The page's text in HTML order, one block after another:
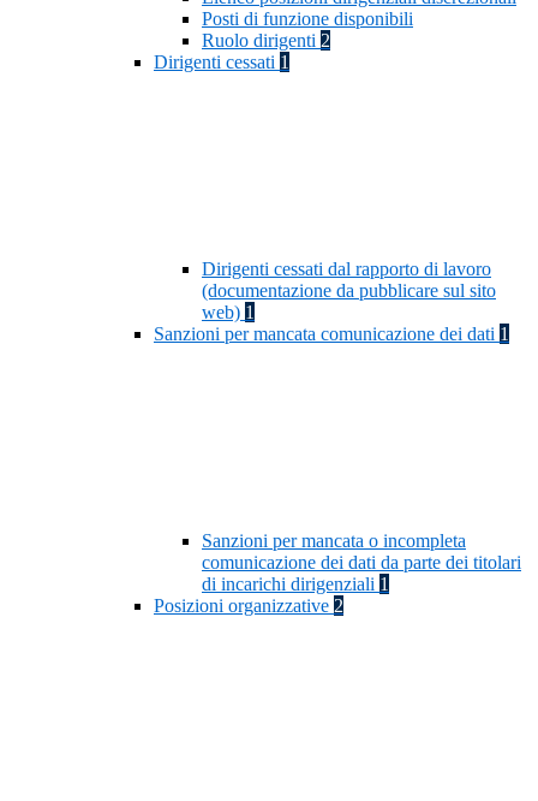
Posti di funzione disponibili
Ruolo dirigenti 2
Dirigenti cessati 1
Dirigenti cessati dal rapporto di lavoro
(documentazione da pubblicare sul sito
web) 1
Sanzioni per mancata comunicazione dei dati 1
Sanzioni per mancata o incompleta
comunicazione dei dati da parte dei titolari
di incarichi dirigenziali 1
Posizioni organizzative 2